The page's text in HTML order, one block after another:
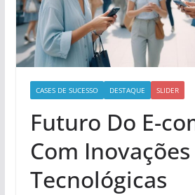
CASES DE SUCESSO DESTAQUE SLIDER
Futuro Do E-
Com Inovações
Tecnológicas